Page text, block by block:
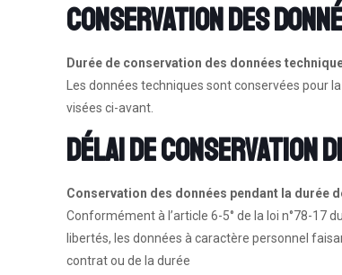
Conservation des
Durée de conservation des données
Les données techniques sont conservées pour
visées ci-avant.
Délai de conservation
Conservation des données pendant la durée
Conformément à l’article 6-5° de la loi n°78-17
libertés, les données à caractère personnel
contrat ou de la durée